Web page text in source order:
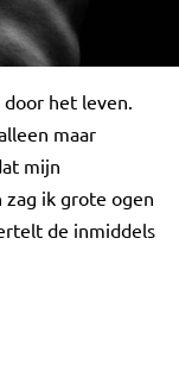
het leven.
maar
mijn
zag ik grote ogen
de inmiddels